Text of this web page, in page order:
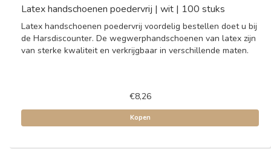
Latex handschoenen poedervrij | wit | 100 stuks
Latex handschoenen poedervrij voordelig bestellen doet u bij
de Harsdiscounter. De wegwerphandschoenen van latex zijn
van sterke kwaliteit en verkrijgbaar in verschillende maten.
€8,26
Kopen